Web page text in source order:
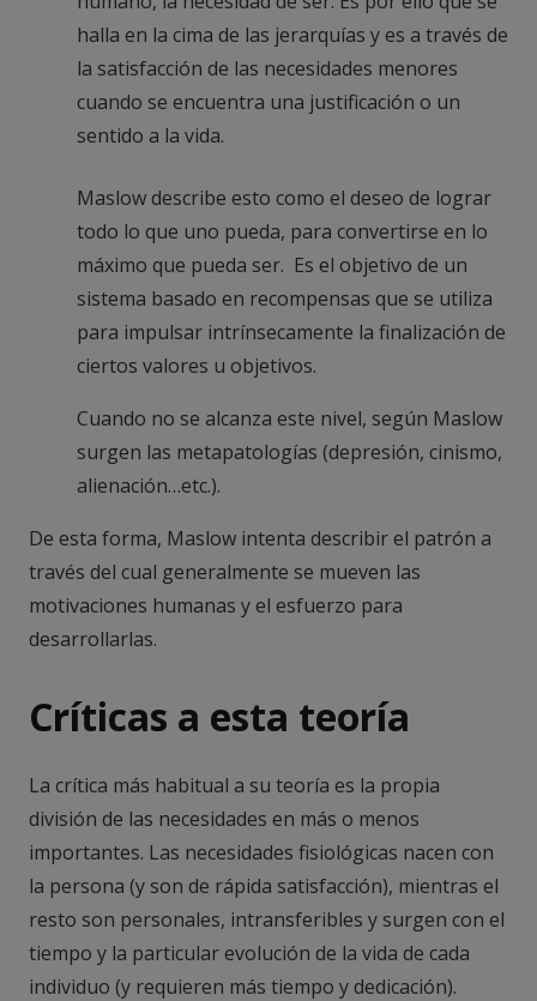
halla en la cima de las jerarquías y es a través de
la satisfacción de las necesidades menores
cuando se encuentra una justificación o un
sentido a la vida.
Maslow describe esto como el deseo de lograr
todo lo que uno pueda, para convertirse en lo
máximo que pueda ser. Es el objetivo de un
sistema basado en recompensas que se utiliza
para impulsar intrínsecamente la finalización de
ciertos valores u objetivos.
Cuando no se alcanza este nivel, según Maslow
surgen las metapatologías (depresión, cinismo,
alienación…etc.).
De esta forma, Maslow intenta describir el patrón a
través del cual generalmente se mueven las
motivaciones humanas y el esfuerzo para
desarrollarlas.
Críticas a esta teoría
La crítica más habitual a su teoría es la propia
división de las necesidades en más o menos
importantes. Las necesidades fisiológicas nacen con
la persona (y son de rápida satisfacción), mientras el
resto son personales, intransferibles y surgen con el
tiempo y la particular evolución de la vida de cada
individuo (y requieren más tiempo y dedicación).